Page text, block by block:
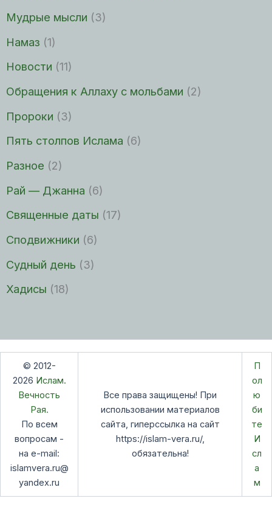
Мудрые мысли (3)
Намаз (1)
Новости (11)
Обращения к Аллаху с мольбами (2)
Пророки (3)
Пять столпов Ислама (6)
Разное (2)
Рай — Джанна (6)
Священные даты (17)
Сподвижники (6)
Судный день (3)
Хадисы (18)
© 2012-
2026 Ислам.
Вечность
Рая.
По всем
вопросам -
на e-mail:
islamvera.ru@
yandex.ru
Все права защищены! При
использовании материалов
сайта, гиперссылка на сайт
https://islam-vera.ru/,
обязательна!
П
ол
ю
би
те
И
сл
а
м